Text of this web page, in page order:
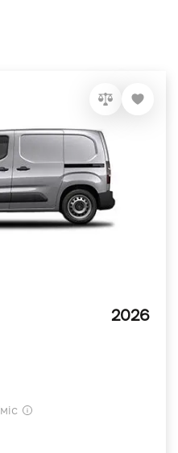
2026
та слідкуй за